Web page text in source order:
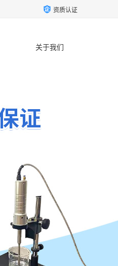
资质认证
关于我们